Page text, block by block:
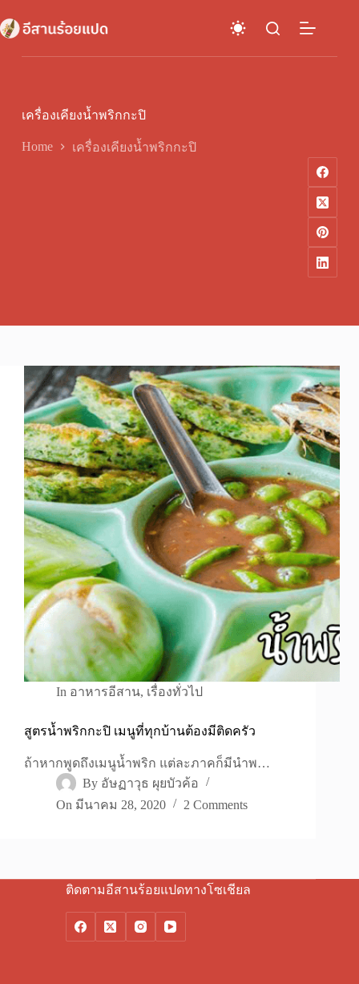
to
content
เครื่องเคียงน้ำพริกกะปิ
Home เครื่องเคียงน้ำพริกกะปิ
In อาหารอีสาน, เรื่องทั่วไป
สูตรน้ำพริกกะปิ เมนูที่ทุกบ้านต้องมีติดครัว
ถ้าหากพูดถึงเมนูน้ำพริก แต่ละภาคก็มีนำพ…
By อัษฏาวุธ ผุยบัวค้อ
On มีนาคม 28, 2020 2 Comments
ติดตามอีสานร้อยแปดทางโซเชียล